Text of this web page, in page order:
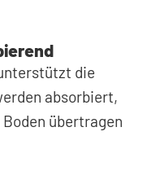
die
absorbiert,
übertragen